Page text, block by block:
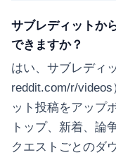
サブレディットか
できますか？
はい、サブレディ
reddit.com/r/
ット投稿をアップ
トップ、新着、論
クエストごとのダ